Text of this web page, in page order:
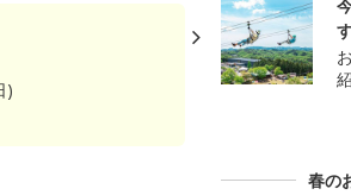
)
春の